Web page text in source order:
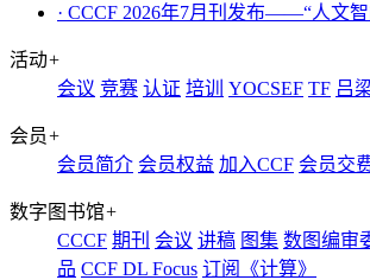
· CCCF 2026年7月刊发布——“人文
活动+
会议 竞赛 认证 培训 YOCSEF TF 吕
会员+
会员简介 会员权益 加入CCF 会员交
数字图书馆+
CCCF 期刊 会议 讲稿 图集 数图编审
品 CCF DL Focus 订阅《计算》